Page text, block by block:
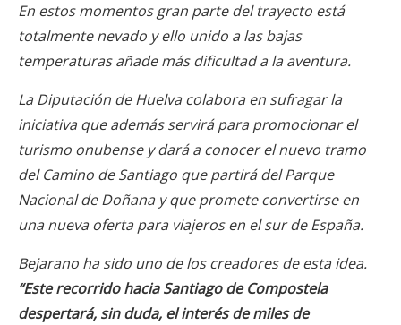
En estos momentos gran parte del trayecto está
totalmente nevado y ello unido a las bajas
temperaturas añade más dificultad a la aventura.
La Diputación de Huelva colabora en sufragar la
iniciativa que además servirá para promocionar el
turismo onubense y dará a conocer el nuevo tramo
del Camino de Santiago que partirá del Parque
Nacional de Doñana y que promete convertirse en
una nueva oferta para viajeros en el sur de España.
Bejarano ha sido uno de los creadores de esta idea.
“Este recorrido hacia Santiago de Compostela
despertará, sin duda, el interés de miles de